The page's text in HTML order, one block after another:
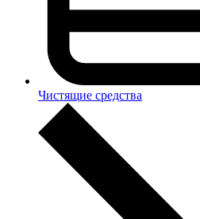
Чистящие средства